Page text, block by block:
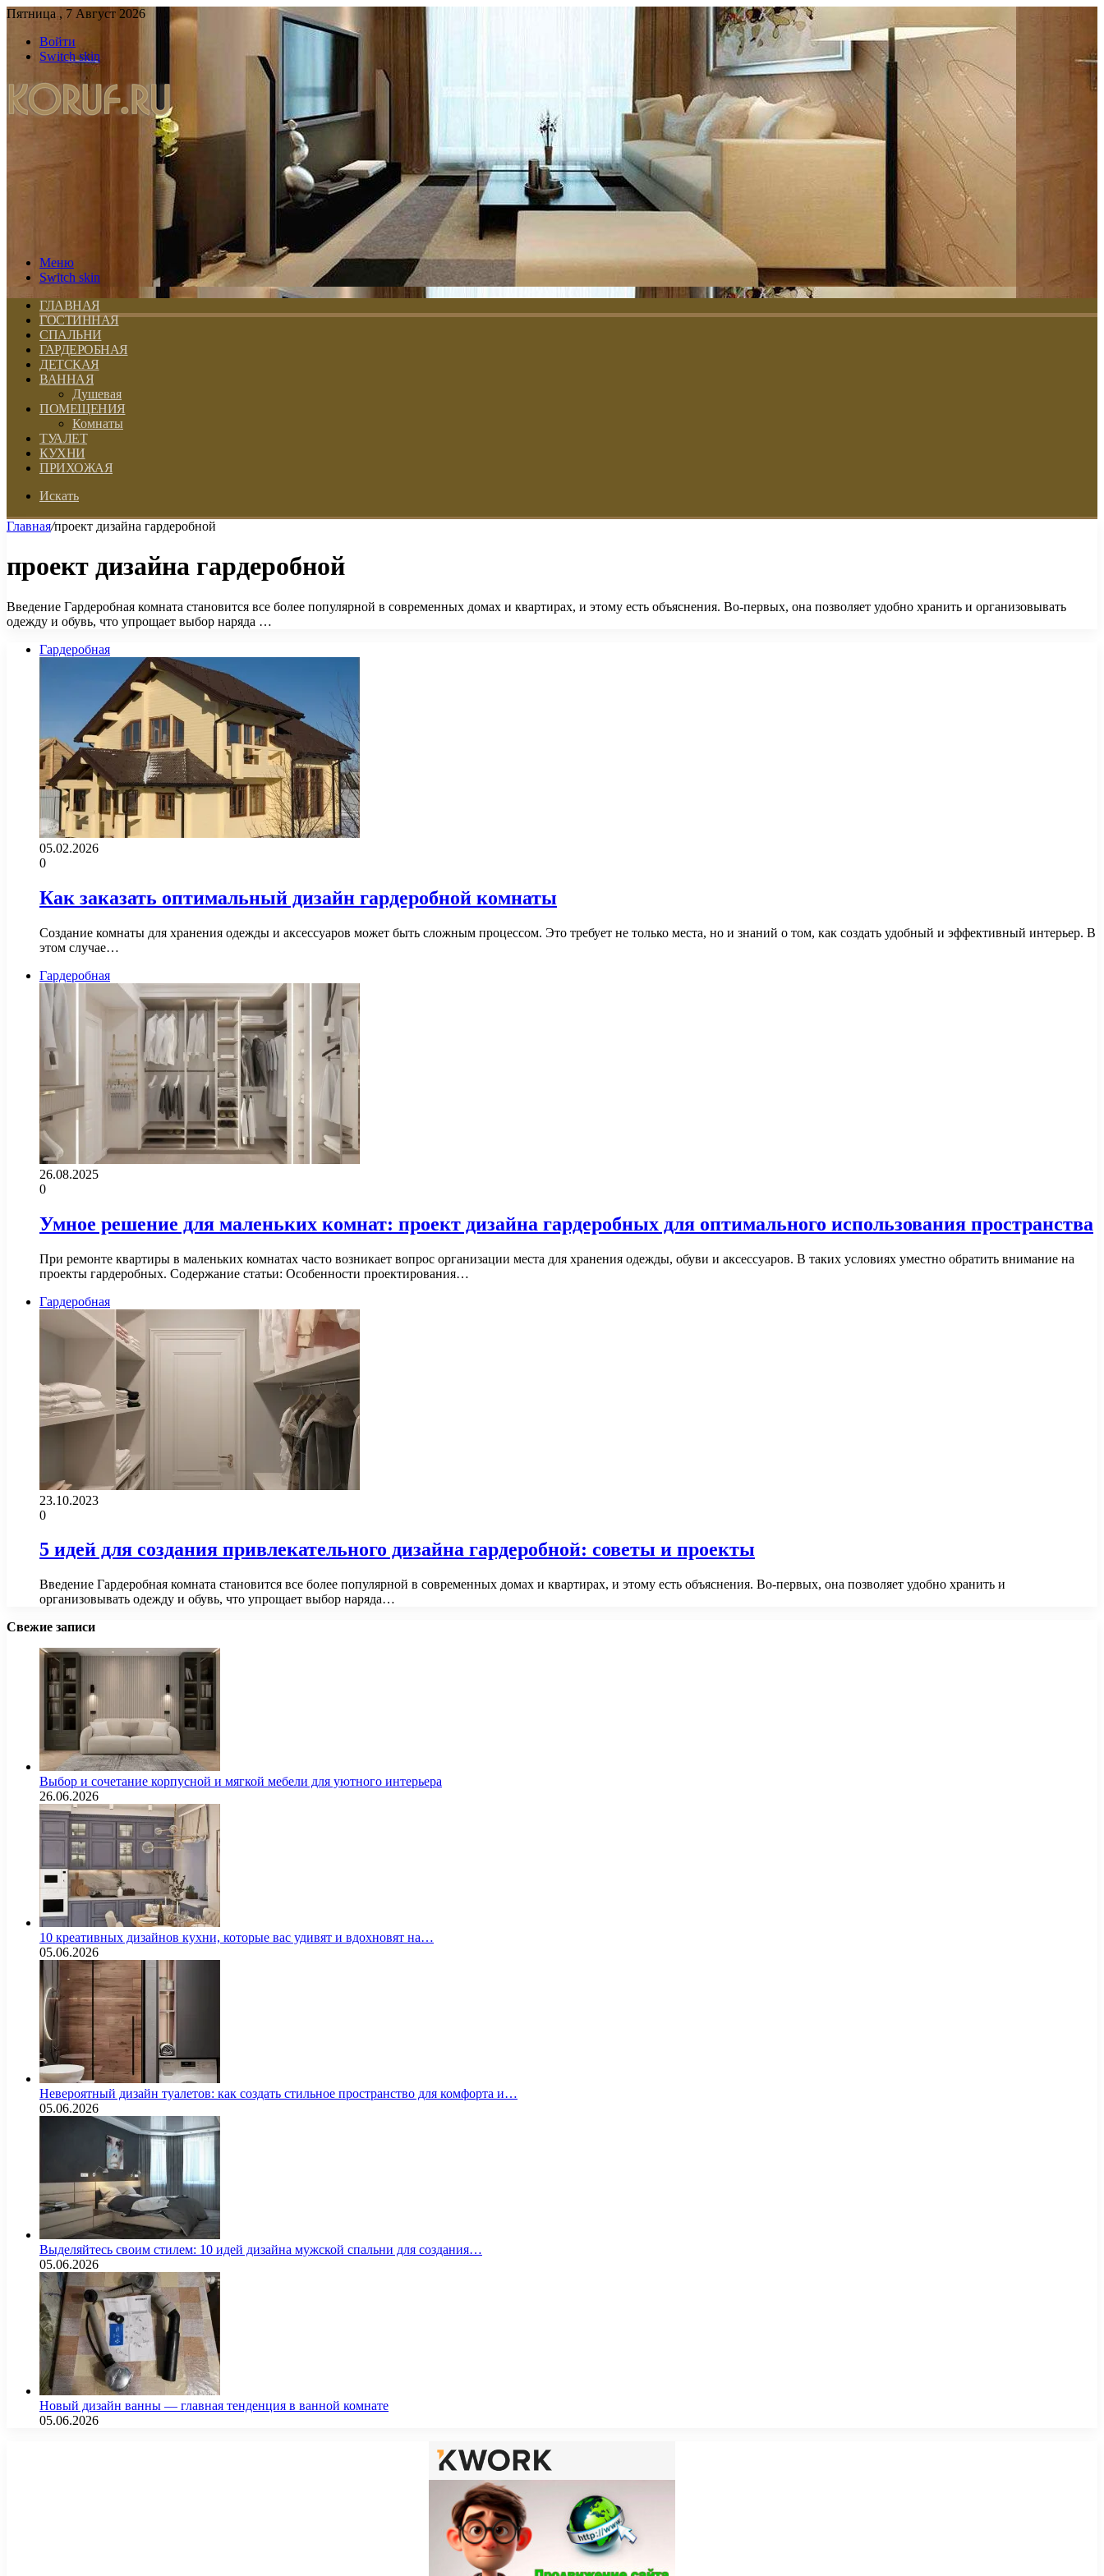
Пятница , 7 Август 2026
Войти
Switch skin
Меню
Switch skin
ГЛАВНАЯ
ГОСТИННАЯ
СПАЛЬНИ
ГАРДЕРОБНАЯ
ДЕТСКАЯ
ВАННАЯ
Душевая
ПОМЕЩЕНИЯ
Комнаты
ТУАЛЕТ
КУХНИ
ПРИХОЖАЯ
Искать
Главная/проект дизайна гардеробной
проект дизайна гардеробной
Введение Гардеробная комната становится все более популярной в современных домах и квартирах, и этому есть объяснения. Во-первых, она позволяет удобно хранить и организовывать
одежду и обувь, что упрощает выбор наряда …
Гардеробная
05.02.2026
0
Как заказать оптимальный дизайн гардеробной комнаты
Создание комнаты для хранения одежды и аксессуаров может быть сложным процессом. Это требует не только места, но и знаний о том, как создать удобный и эффективный интерьер. В
этом случае…
Гардеробная
26.08.2025
0
Умное решение для маленьких комнат: проект дизайна гардеробных для оптимального использования пространства
При ремонте квартиры в маленьких комнатах часто возникает вопрос организации места для хранения одежды, обуви и аксессуаров. В таких условиях уместно обратить внимание на
проекты гардеробных. Содержание статьи: Особенности проектирования…
Гардеробная
23.10.2023
0
5 идей для создания привлекательного дизайна гардеробной: советы и проекты
Введение Гардеробная комната становится все более популярной в современных домах и квартирах, и этому есть объяснения. Во-первых, она позволяет удобно хранить и
организовывать одежду и обувь, что упрощает выбор наряда…
Свежие записи
Выбор и сочетание корпусной и мягкой мебели для уютного интерьера
26.06.2026
10 креативных дизайнов кухни, которые вас удивят и вдохновят на…
05.06.2026
Невероятный дизайн туалетов: как создать стильное пространство для комфорта и…
05.06.2026
Выделяйтесь своим стилем: 10 идей дизайна мужской спальни для создания…
05.06.2026
Новый дизайн ванны — главная тенденция в ванной комнате
05.06.2026